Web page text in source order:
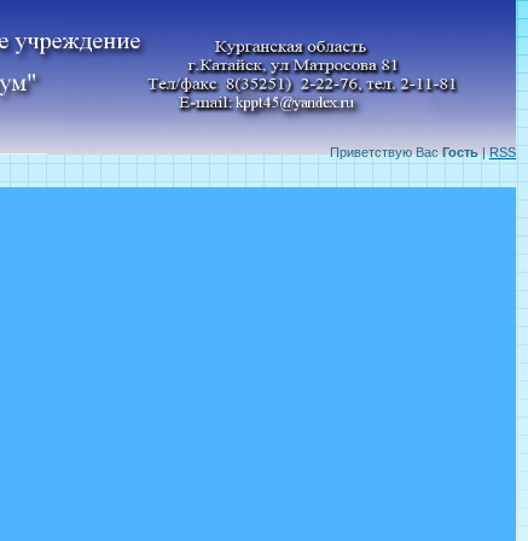
Приветствую Вас Гость|RSS